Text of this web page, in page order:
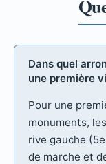
Dans quel
une première
Pour une
monuments,
rive gauche
de marche et